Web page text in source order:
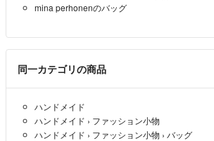
mina perhonenのバッグ
同一カテゴリの商品
ハンドメイド
ハンドメイド › ファッション小物
ハンドメイド › ファッション小物 › バッグ